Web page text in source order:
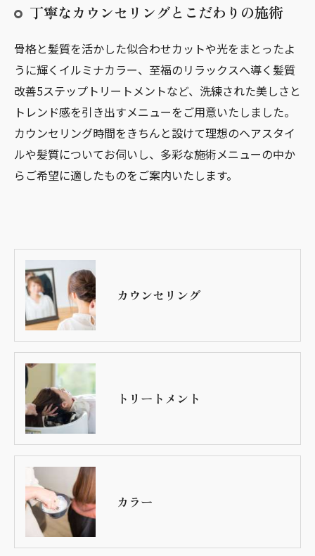
丁寧なカウンセリングとこだわりの施術
骨格と髪質を活かした似合わせカットや光をまとったよ
うに輝くイルミナカラー、至福のリラックスへ導く髪質
改善5ステップトリートメントなど、洗練された美しさと
トレンド感を引き出すメニューをご用意いたしました。
カウンセリング時間をきちんと設けて理想のヘアスタイ
ルや髪質についてお伺いし、多彩な施術メニューの中か
らご希望に適したものをご案内いたします。
カウンセリング
トリートメント
カラー